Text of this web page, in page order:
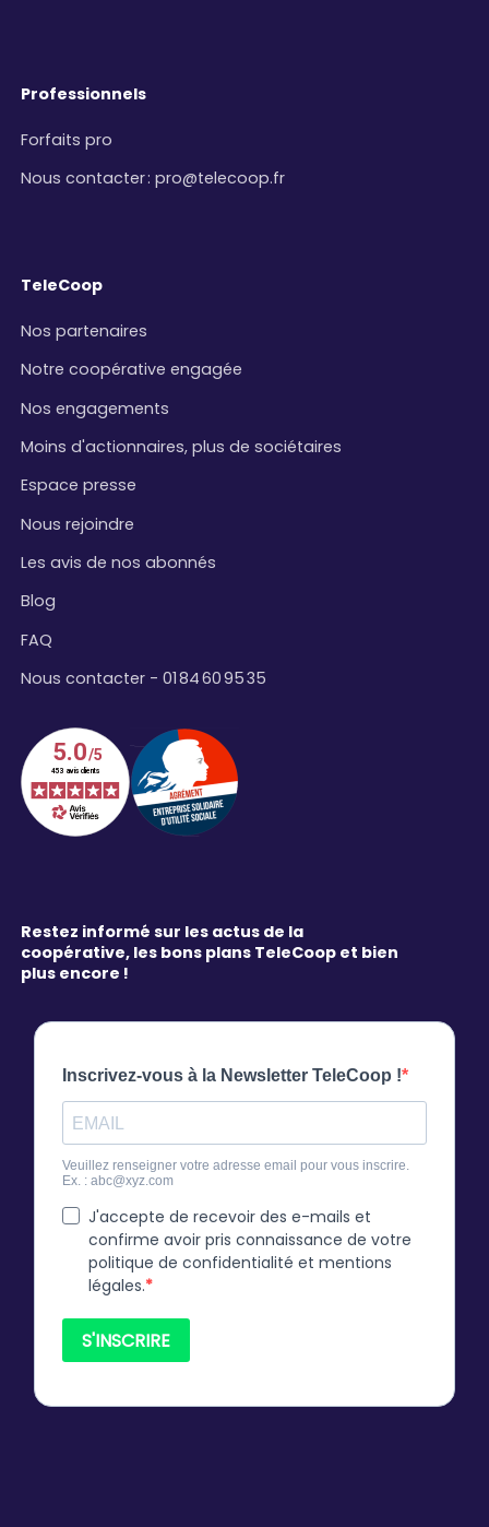
Professionnels
Forfaits pro
Nous contacter:pro@telecoop.fr
TeleCoop
Nos partenaires
Notre coopérative engagée
Nos engagements
Moins d'actionnaires, plus de sociétaires
Espace presse
Nous rejoindre
Les avis de nos abonnés
Blog
FAQ
Nous contacter - 01 84 60 95 35
Restez informé sur les actus de la
coopérative, les bons plans TeleCoop et bien
plus encore !